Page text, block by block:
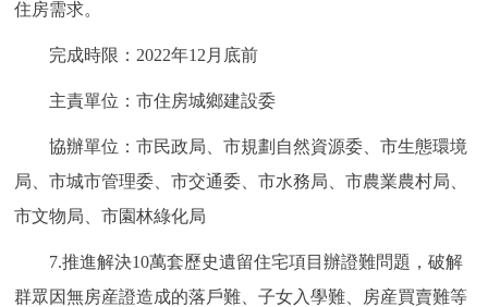
住房需求。
完成時限：2022年12月底前
主責單位：市住房城鄉建設委
協辦單位：市民政局、市規劃自然資源委、市生態環境
局、市城市管理委、市交通委、市水務局、市農業農村局、
市文物局、市園林綠化局
7.推進解決10萬套歷史遺留住宅項目辦證難問題，破解
群眾因無房産證造成的落戶難、子女入學難、房産買賣難等